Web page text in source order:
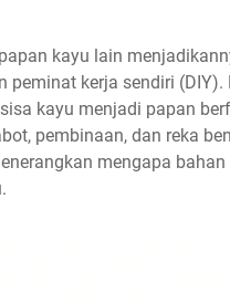
kayu lain
kerja sendiri (DIY).
kayu menjadi papan
pembinaan, dan reka
mengapa